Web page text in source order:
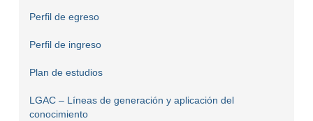
Perfil de egreso
Perfil de ingreso
Plan de estudios
LGAC – Líneas de generación y aplicación del
conocimiento